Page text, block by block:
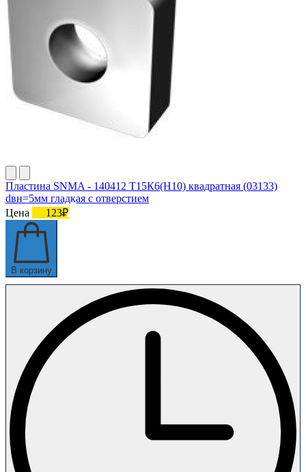
Пластина SNMA - 140412 Т15К6(Н10) квадратная (03133)
dвн=5мм гладкая с отверстием
Цена
123₽
В корзину